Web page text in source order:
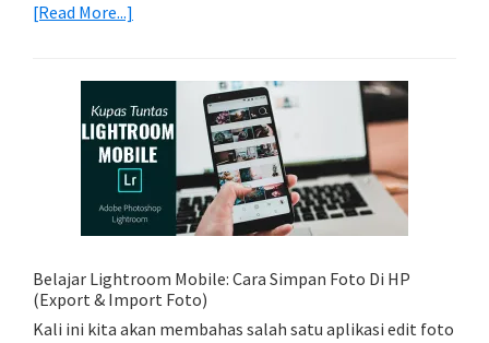
[Read More...]
Sederhana:
Memadukan
Foto
Light
Trail
Dengan
Belajar Lightroom Mobile: Cara Simpan Foto Di HP
(Export & Import Foto)
Kali ini kita akan membahas salah satu aplikasi edit foto